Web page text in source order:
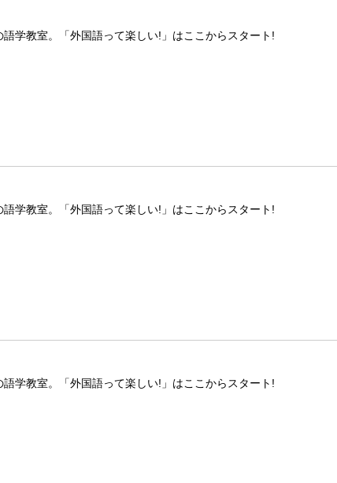
学教室。「外国語って楽しい!」はここからスタート!
学教室。「外国語って楽しい!」はここからスタート!
学教室。「外国語って楽しい!」はここからスタート!